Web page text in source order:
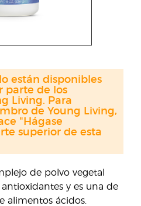
de polvo vegetal
y es una de
alimentos ácidos.
están disponibles
parte de los
Living. Para
de Young Living,
"Hágase
superior de esta